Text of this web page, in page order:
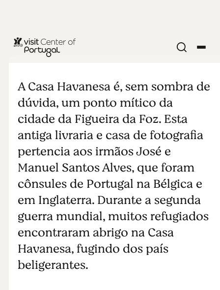
RESTAURANTE/BAR
Casa
Havanesa
A Casa Havanesa é, sem sombra de
dúvida, um ponto mítico da
cidade da Figueira da Foz. Esta
antiga livraria e casa de fotografia
pertencia aos irmãos José e
Manuel Santos Alves, que foram
cônsules de Portugal na Bélgica e
em Inglaterra. Durante a segunda
guerra mundial, muitos refugiados
encontraram abrigo na Casa
Havanesa, fugindo dos país
beligerantes.